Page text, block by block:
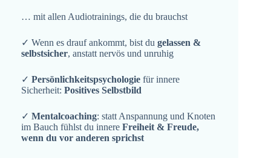
… mit allen Audiotrainings, die du brauchst
✓ Wenn es drauf ankommt, bist du gelassen &
selbstsicher, anstatt nervös und unruhig
✓ Persönlichkeitspsychologie für innere
Sicherheit: Positives Selbstbild
✓ Mentalcoaching: statt Anspannung und Knoten
im Bauch fühlst du innere Freiheit & Freude,
wenn du vor anderen sprichst